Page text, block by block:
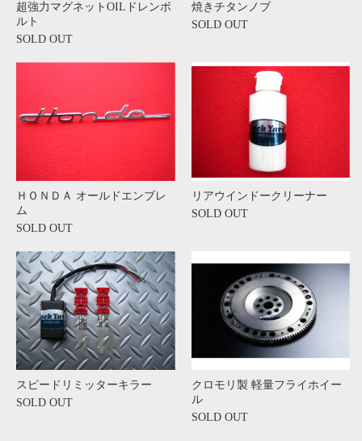
超強力マグネットOILドレンボ
ルト
SOLD OUT
焼きチタンノブ
SOLD OUT
ＨＯＮＤＡ オールドエンブレ
ム
SOLD OUT
リアウインドークリーナー
SOLD OUT
スピードリミッターキラー
SOLD OUT
クロモリ製 軽量フライホイー
ル
SOLD OUT